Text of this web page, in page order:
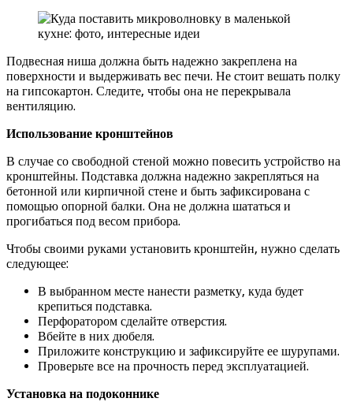
Подвесная ниша должна быть надежно закреплена на
поверхности и выдерживать вес печи. Не стоит вешать полку
на гипсокартон. Следите, чтобы она не перекрывала
вентиляцию.
Использование кронштейнов
В случае со свободной стеной можно повесить устройство на
кронштейны. Подставка должна надежно закрепляться на
бетонной или кирпичной стене и быть зафиксирована с
помощью опорной балки. Она не должна шататься и
прогибаться под весом прибора.
Чтобы своими руками установить кронштейн, нужно сделать
следующее:
В выбранном месте нанести разметку, куда будет
крепиться подставка.
Перфоратором сделайте отверстия.
Вбейте в них дюбеля.
Приложите конструкцию и зафиксируйте ее шурупами.
Проверьте все на прочность перед эксплуатацией.
Установка на подоконнике